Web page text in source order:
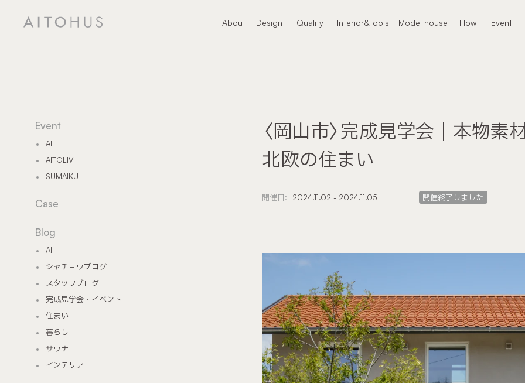
本文までスキップする
About
Design Quality Interior&Tools Model house Flow Event
〈岡山市〉完成見学会｜本物
北欧の住まい
開催日: 2024.11.02 - 2024.11.05 開催終了しました
Event
All
AITOLIV
SUMAIKU
Case
Blog
All
シャチョウブログ
スタッフブログ
完成見学会・イベント
住まい
暮らし
サウナ
インテリア